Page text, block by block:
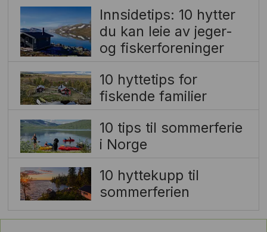
Innsidetips: 10 hytter
du kan leie av jeger-
og fiskerforeninger
10 hyttetips for
fiskende familier
10 tips til sommerferie
i Norge
10 hyttekupp til
sommerferien